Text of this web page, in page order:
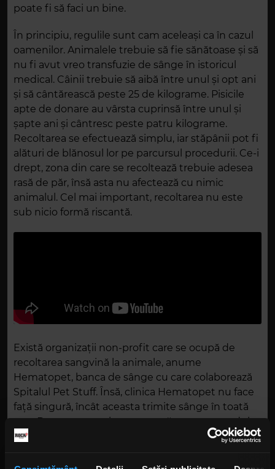
poate fi să faci un bine.
În principiu, regulile sunt cam aceleași ca în cazul
oamenilor. Animalele trebuie să fie sănătoase și să
nu fi avut vreo transfuzie de sânge în istoricul
medical. Câinii trebuie să aibă între unul și opt ani
și să cântărească peste 25 de kilograme. Pisicile
apte de donare au vârsta cuprinsă între unul și
șapte ani și cântresc peste patru kilograme.
Recoltarea se efectuează simplu, iar stăpânii pot fi
alături de blănosul lor pe parcursul procedurii. Ce-i
drept, zona din care se recoltează trebuie adesea
rasă de păr, însă asta nu afectează cu nimic
animalul. Cel mai important, recoltarea nu este
sub nicio formă riscantă.
Există organizații non-profit care se ocupă de
recoltarea sangvină la animale, anume
Hematopet, banca de sânge cu care colaborează
Spitalul Pet Stuff. Însă, clinica Hematopet nu face
față singură, încât aceasta trimite sânge în toată
țara. De aceea este important să creștem gradul
de conștientizare.
Printre beneficii, în afară de bucuria de a oferi unui